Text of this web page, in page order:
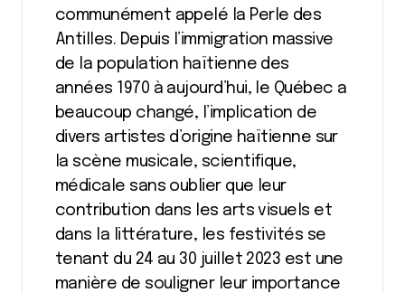
communément appelé la Perle des
Antilles. Depuis l’immigration massive
de la population haïtienne des
années 1970 à aujourd’hui, le Québec a
beaucoup changé, l’implication de
divers artistes d’origine haïtienne sur
la scène musicale, scientifique,
médicale sans oublier que leur
contribution dans les arts visuels et
dans la littérature, les festivités se
tenant du 24 au 30 juillet 2023 est une
manière de souligner leur importance